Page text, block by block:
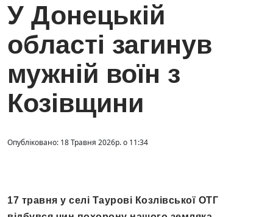
У Донецькій
області загинув
мужній воїн з
Козівщини
Опубліковано: 18 Травня 2026р. о 11:34
17 травня у селі Таурові Козлівської ОТГ